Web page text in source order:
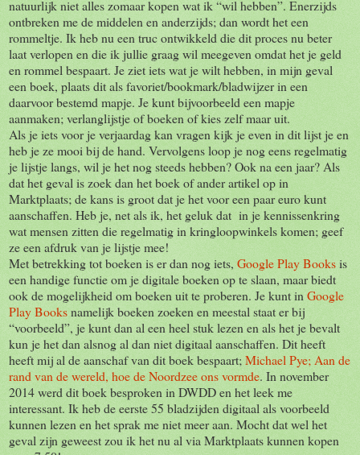
natuurlijk niet alles zomaar kopen wat ik “wil hebben”. Enerzijds
ontbreken me de middelen en anderzijds; dan wordt het een
rommeltje. Ik heb nu een truc ontwikkeld die dit proces nu beter
laat verlopen en die ik jullie graag wil meegeven omdat het je geld
en rommel bespaart. Je ziet iets wat je wilt hebben, in mijn geval
een boek, plaats dit als favoriet/bookmark/bladwijzer in een
daarvoor bestemd mapje. Je kunt bijvoorbeeld een mapje
aanmaken; verlanglijstje of boeken of kies zelf maar uit.
Als je iets voor je verjaardag kan vragen kijk je even in dit lijst je en
heb je ze mooi bij de hand. Vervolgens loop je nog eens regelmatig
je lijstje langs, wil je het nog steeds hebben? Ook na een jaar? Als
dat het geval is zoek dan het boek of ander artikel op in
Marktplaats; de kans is groot dat je het voor een paar euro kunt
aanschaffen. Heb je, net als ik, het geluk dat in je kennissenkring
wat mensen zitten die regelmatig in kringloopwinkels komen; geef
ze een afdruk van je lijstje mee!
Met betrekking tot boeken is er dan nog iets, Google Play Booksis
een handige functie om je digitale boeken op te slaan, maar biedt
ook de mogelijkheid om boeken uit te proberen. Je kunt in Google
Play Booksnamelijk boeken zoeken en meestal staat er bij
“voorbeeld”, je kunt dan al een heel stuk lezen en als het je bevalt
kun je het dan alsnog al dan niet digitaal aanschaffen. Dit heeft
heeft mij al de aanschaf van dit boek bespaart; Michael Pye; Aan de
rand van de wereld, hoe de Noordzee ons vormde. In november
2014 werd dit boek besproken in DWDD en het leek me
interessant. Ik heb de eerste 55 bladzijden digitaal als voorbeeld
kunnen lezen en het sprak me niet meer aan. Mocht dat wel het
geval zijn geweest zou ik het nu al via Marktplaats kunnen kopen